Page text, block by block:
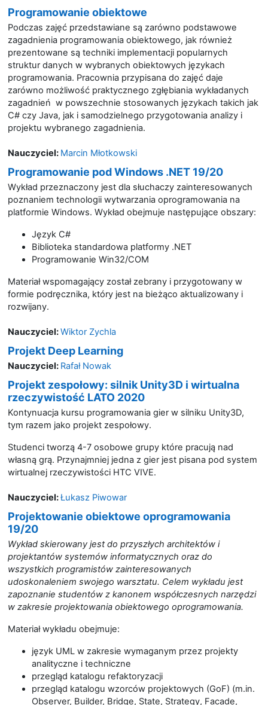
Programowanie obiektowe
Podczas zajęć przedstawiane są zarówno podstawowe
zagadnienia programowania obiektowego, jak również
prezentowane są techniki implementacji popularnych
struktur danych w wybranych obiektowych językach
programowania. Pracownia przypisana do zajęć daje
zarówno możliwość praktycznego zgłębiania wykładanych
zagadnień w powszechnie stosowanych językach takich jak
C# czy Java, jak i samodzielnego przygotowania analizy i
projektu wybranego zagadnienia.
Nauczyciel: Marcin Młotkowski
Programowanie pod Windows .NET 19/20
Wykład przeznaczony jest dla słuchaczy zainteresowanych
poznaniem technologii wytwarzania oprogramowania na
platformie Windows. Wykład obejmuje następujące obszary:
Język C#
Biblioteka standardowa platformy .NET
Programowanie Win32/COM
Materiał wspomagający został zebrany i przygotowany w
formie podręcznika, który jest na bieżąco aktualizowany i
rozwijany.
Nauczyciel:Wiktor Zychla
Projekt Deep Learning
Nauczyciel: Rafał Nowak
Projekt zespołowy: silnik Unity3D i wirtualna
rzeczywistość LATO 2020
Kontynuacja kursu programowania gier w silniku Unity3D,
tym razem jako projekt zespołowy.
Studenci tworzą 4-7 osobowe grupy które pracują nad
własną grą. Przynajmniej jedna z gier jest pisana pod system
wirtualnej rzeczywistości HTC VIVE.
Nauczyciel:Łukasz Piwowar
Projektowanie obiektowe oprogramowania
19/20
Wykład skierowany jest do przyszłych architektów i
projektantów systemów informatycznych oraz do
wszystkich programistów zainteresowanych
udoskonaleniem swojego warsztatu. Celem wykładu jest
zapoznanie studentów z kanonem współczesnych narzędzi
w zakresie projektowania obiektowego oprogramowania.
Materiał wykładu obejmuje:
język UML w zakresie wymaganym przez projekty
analityczne i techniczne
przegląd katalogu refaktoryzacji
przegląd katalogu wzorców projektowych (GoF) (m.in.
Observer, Builder, Bridge, State, Strategy, Facade,